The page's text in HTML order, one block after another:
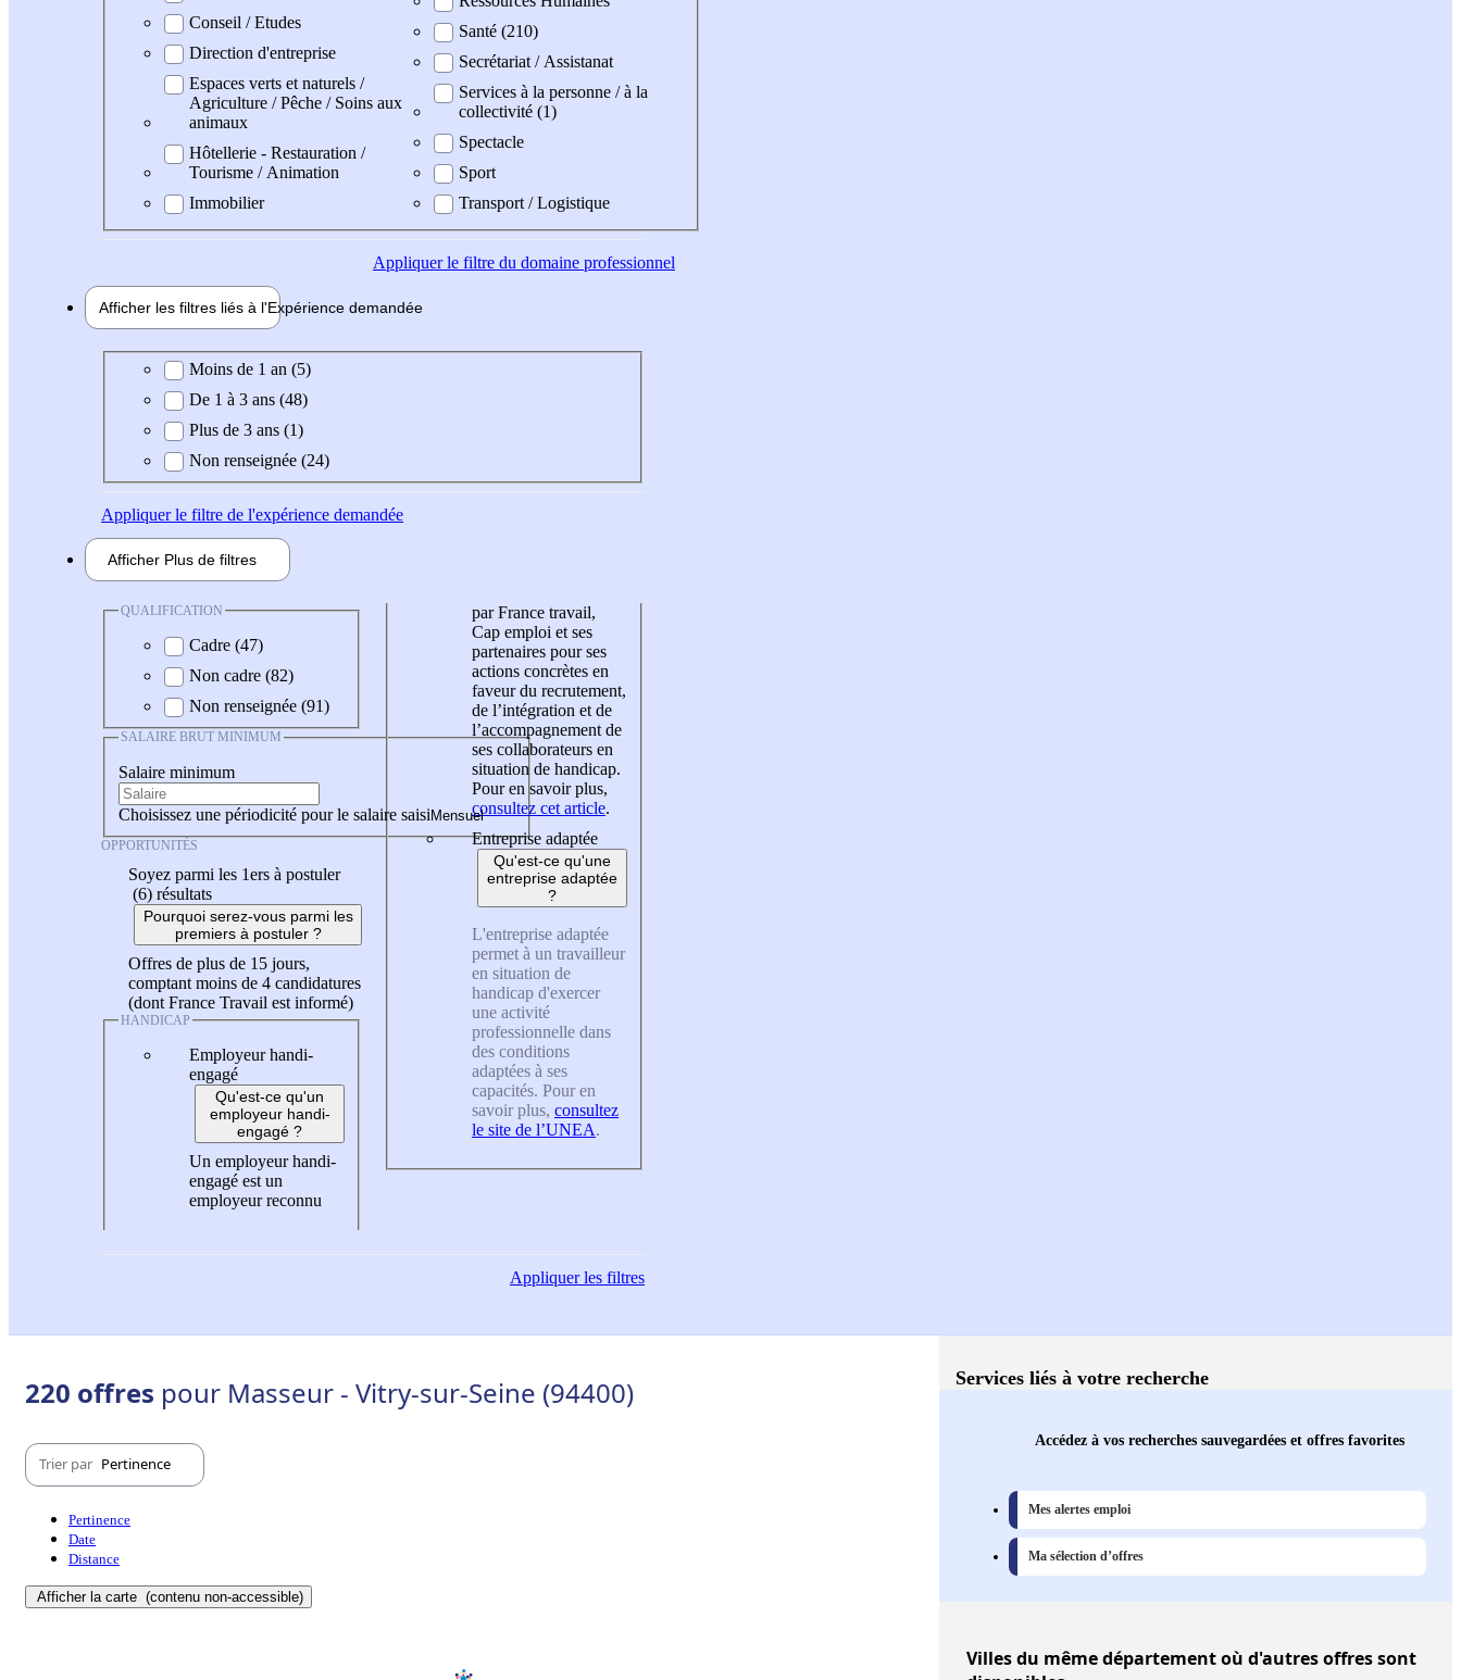
Conseil / Etudes
Direction d'entreprise
Espaces verts et naturels /
Agriculture / Pêche / Soins aux
animaux
Hôtellerie - Restauration /
Tourisme / Animation
Immobilier
Santé (210)
Secrétariat / Assistanat
Services à la personne / à la
collectivité (1)
Spectacle
Sport
Transport / Logistique
Appliquerle filtre du domaine professionnel
Afficher les filtres liés à l'Expérience demandée
Expérience demandée
Moins de 1 an (5)
De 1 à 3 ans (48)
Plus de 3 ans (1)
Non renseignée (24)
Appliquerle filtre de l'expérience demandée
Afficher Plus de filtres
QUALIFICATION
Cadre (47)
Non cadre (82)
Non renseignée (91)
SALAIRE BRUT MINIMUM
Salaire minimum
Choisissez une périodicité pour le salaire saisi
OPPORTUNITÉS
Soyez parmi les 1ers à postuler
(6) résultats
Pourquoi serez-vous parmi les
premiers à postuler ?
Offres de plus de 15 jours,
comptant moins de 4 candidatures
(dont France Travail est informé)
HANDICAP
Employeur handi-
engagé
Qu'est-ce qu'un
employeur handi-
engagé ?
Un employeur handi-
engagé est un
employeur reconnu
par France travail,
Cap emploi et ses
partenaires pour ses
actions concrètes en
faveur du recrutement,
de l’intégration et de
l’accompagnement de
ses collaborateurs en
situation de handicap.
Pour en savoir plus,
consultez cet article.
Entreprise adaptée
Qu'est-ce qu'une
entreprise adaptée
?
L'entreprise adaptée
permet à un travailleur
en situation de
handicap d'exercer
une activité
professionnelle dans
des conditions
adaptées à ses
capacités. Pour en
savoir plus, consultez
le site de l’UNEA.
Appliquerles filtres
220 offres pour Masseur - Vitry-sur-Seine (94400)
Trier par Pertinence
Pertinence
Date
Distance
Afficher la carte (contenu non-accessible)
Services liés à votre recherche
Accédez à vos recherches sauvegardées et offres favorites
Mes alertes emploi
Ma sélection d’offres
Villesdu même département où d'autres offres sont